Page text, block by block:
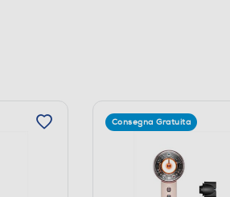
Consegna Gratuita